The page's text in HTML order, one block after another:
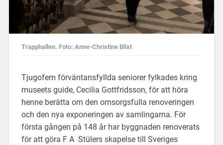
Trapphallen. Foto: Anne-Christine Blixt
Tjugofem förväntansfyllda seniorer fylkades kring
museets guide, Cecilia Gottfridsson, för att höra
henne berätta om den omsorgsfulla renoveringen
och den nya exponeringen av samlingarna. För
första gången på 148 år har byggnaden renoverats
för att göra F A Stülers skapelse till Sveriges